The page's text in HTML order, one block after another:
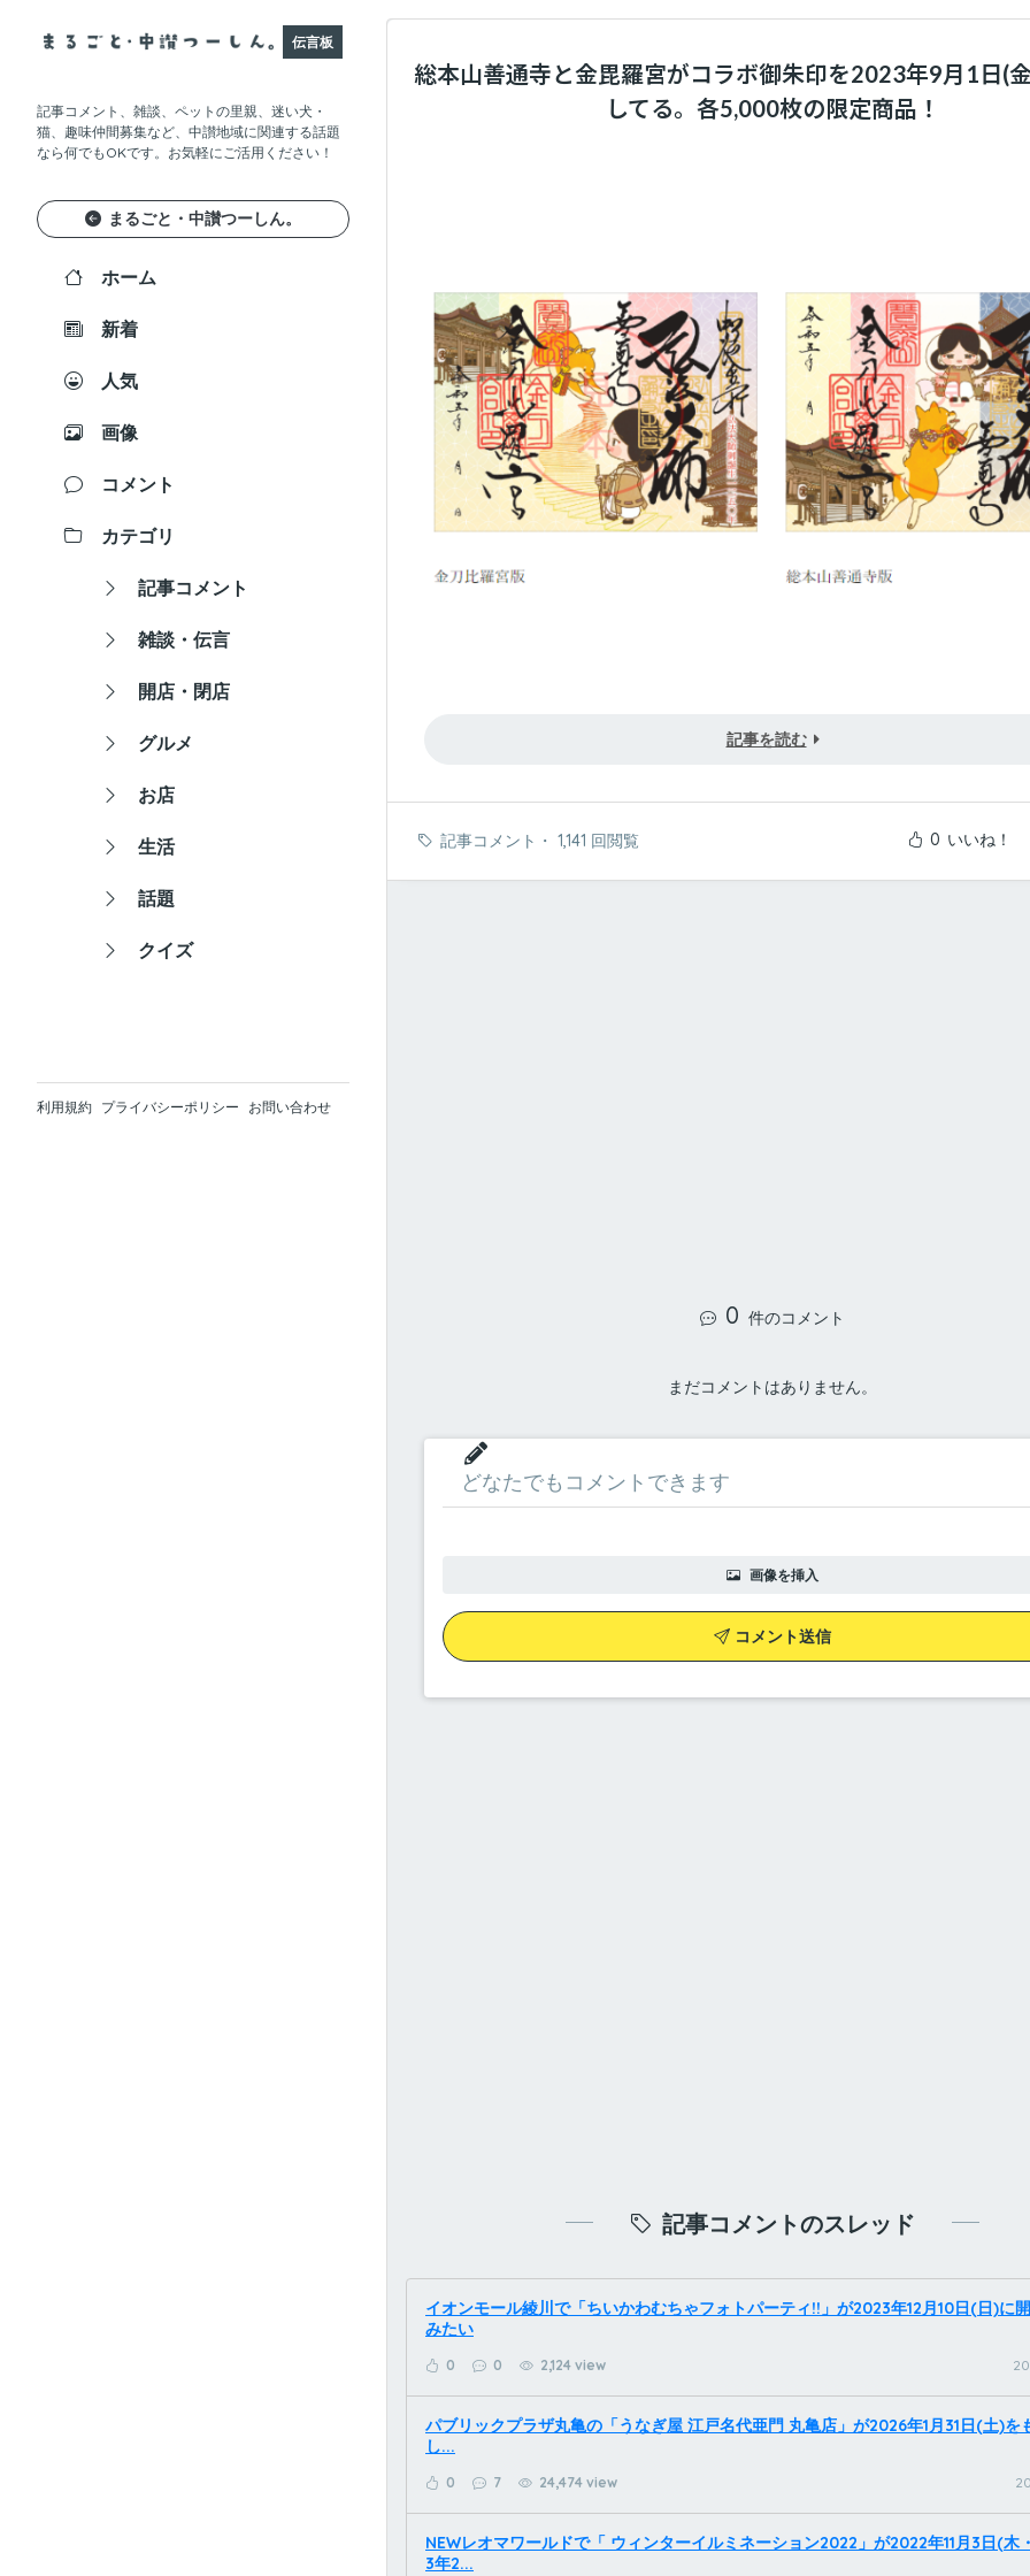
伝言板
記事コメント、雑談、ペットの里親、迷い犬・
猫、趣味仲間募集など、中讃地域に関連する話題
なら何でもOKです。お気軽にご活用ください！
まるごと・中讃つーしん。
ホーム
新着
人気
画像
コメント
カテゴリ
記事コメント
雑談・伝言
開店・閉店
グルメ
お店
生活
話題
クイズ
利用規約 プライバシーポリシー お問い合わせ
総本山善通寺と金毘羅宮がコラボ御朱印を2023年9月1日(
してる。各5,000枚の限定商品！
記事を読む
記事コメント ・ 1,141 回閲覧 0 いいね！
0 件のコメント
まだコメントはありません。
画像を挿入
コメント送信
記事コメントのスレッド
イオンモール綾川で「ちいかわむちゃフォトパーティ!!」が2023年12月10日(日)に
みたい
0 0 2,124 view
パブリックプラザ丸亀の「うなぎ屋 江戸名代亜門 丸亀店」が2026年1月31日(土)を
し...
0 7 24,474 view
NEWレオマワールドで「 ウィンターイルミネーション2022」が2022年11月3日(木
3年2...